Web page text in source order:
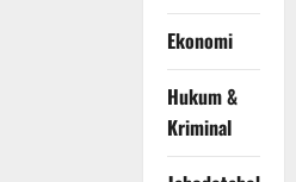
Ekonomi
Hukum &
Kriminal